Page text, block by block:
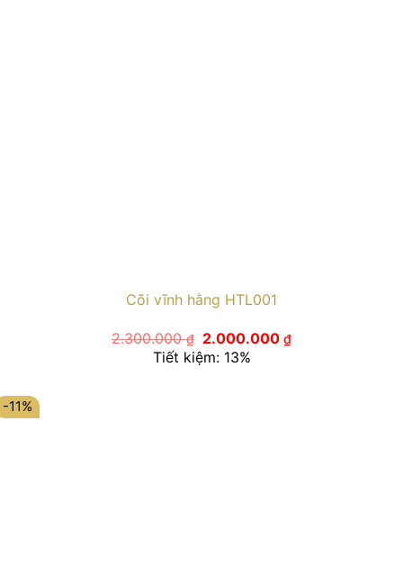
Cõi vĩnh hằng HTL001
2.300.000₫
Giá
gốc
là:
2.000.000₫Giá
Tiết kiệm: 13%
-11%